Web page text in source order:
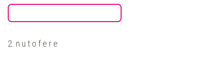
2. n u t o f e r e